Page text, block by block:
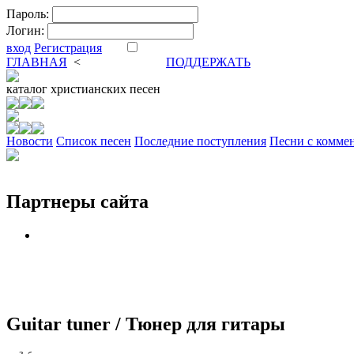
Пароль:
Логин:
вход Регистрация
ГЛАВНАЯ <
ПОДДЕРЖАТЬ
каталог христианских песен
Новости Cписок песен Последние поступления Песни с
Партнеры сайта
Guitar tuner / Тюнер для гитары